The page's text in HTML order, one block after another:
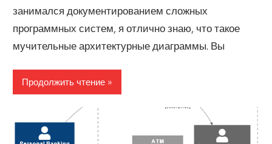
занимался документированием сложных
программных систем, я отлично знаю, что такое
мучительные архитектурные диаграммы. Вы
Продолжить чтение